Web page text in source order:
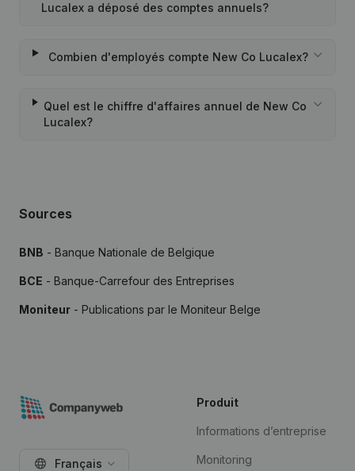
Lucalex a déposé des comptes annuels?
Combien d'employés compte New Co Lucalex?
Quel est le chiffre d'affaires annuel de New Co
Lucalex?
Sources
BNB - Banque Nationale de Belgique
BCE - Banque-Carrefour des Entreprises
Moniteur - Publications par le Moniteur Belge
Français
Produit
Informations d’entreprise
Monitoring